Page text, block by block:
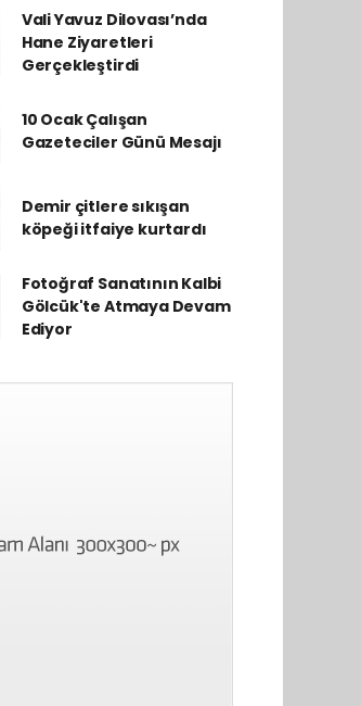
Vali Yavuz Dilovası’nda
Hane Ziyaretleri
Gerçekleştirdi
10 Ocak Çalışan
Gazeteciler Günü Mesajı
Demir çitlere sıkışan
köpeği itfaiye kurtardı
Fotoğraf Sanatının Kalbi
Gölcük'te Atmaya Devam
Ediyor